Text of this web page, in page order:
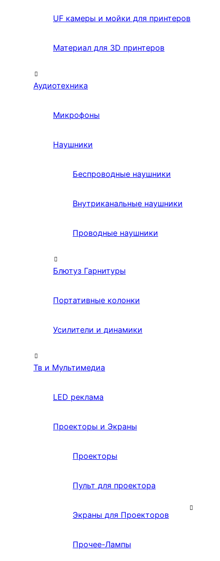
UF камеры и мойки для принтеров
Материал для 3D принтеров
Аудиотехника
Микрофоны
Наушники
Беспроводные наушники
Внутриканальные наушники
Проводные наушники
Блютуз Гарнитуры
Портативные колонки
Усилители и динамики
Тв и Мультимедиа
LED реклама
Проекторы и Экраны
Проекторы
Пульт для проектора
Экраны для Проекторов
Прочее-Лампы